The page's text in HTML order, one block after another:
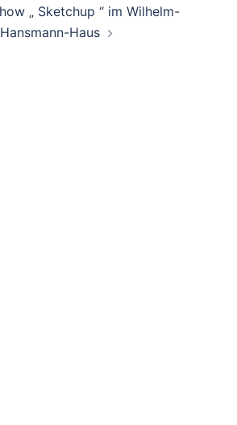
„ Sketchup “ im Wilhelm-
Hansmann-Haus